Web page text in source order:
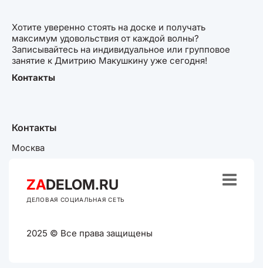
Хотите уверенно стоять на доске и получать
максимум удовольствия от каждой волны?
Записывайтесь на индивидуальное или групповое
занятие к Дмитрию Макушкину уже сегодня!
Контакты
Контакты
Москва
ZADELOM.RU
ДЕЛОВАЯ СОЦИАЛЬНАЯ СЕТЬ
2025 © Все права защищены
